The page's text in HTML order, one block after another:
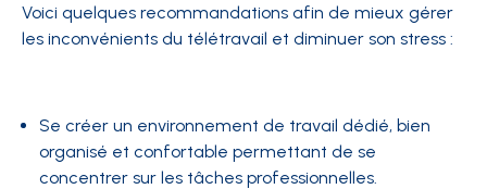
Voici quelques recommandations afin de mieux gérer
les inconvénients du télétravail et diminuer son stress :
Se créer un environnement de travail dédié, bien
organisé et confortable permettant de se
concentrer sur les tâches professionnelles.